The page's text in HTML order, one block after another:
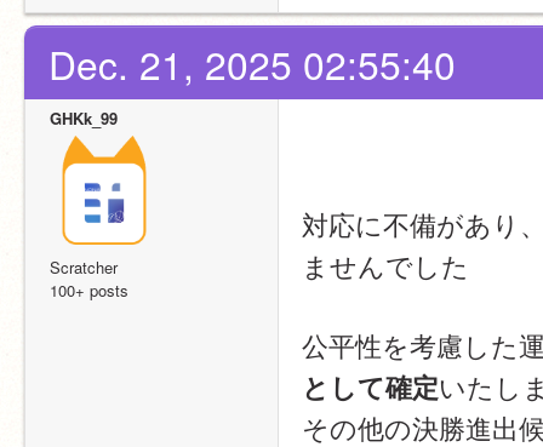
Dec. 21, 2025 02:55:40
GHKk_99
Scratcher
100+ posts
対応に不備があり
ませんでした
公平性を考慮した
として確定いたし
その他の決勝進出